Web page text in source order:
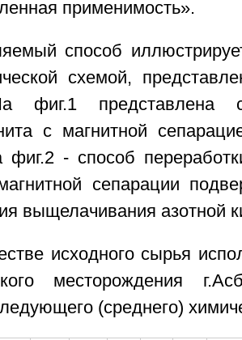
применимость».
способ
схемой,
фиг.1 представлена
с магнитной
фиг.2 - способ
сепарации
выщелачивания азотной
исходного сырья
месторождения
(среднего)